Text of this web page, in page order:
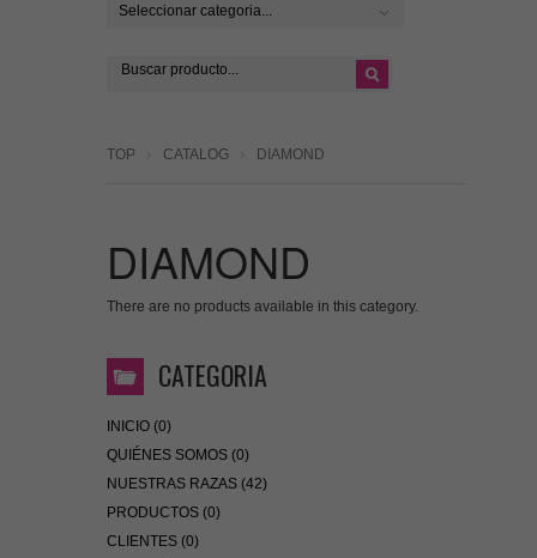
Seleccionar categoria...
TOP CATALOG DIAMOND
DIAMOND
There are no products available in this category.
CATEGORIA
INICIO (0)
QUIÉNES SOMOS (0)
NUESTRAS RAZAS (42)
PRODUCTOS (0)
CLIENTES (0)